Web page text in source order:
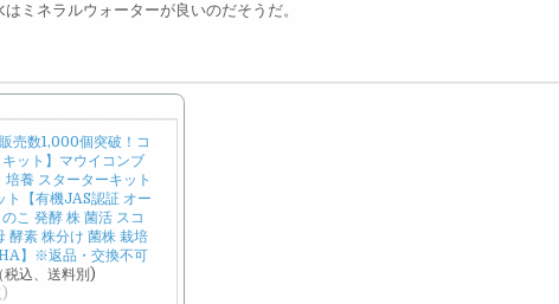
ミネラルウォーターが良いのだそうだ。
売数1,000個突破！コ
ット】マウイコンブ
養 スターターキット
ト【有機JAS認証 オー
こ 発酵 株 菌活 スコ
酵素 株分け 菌株 栽培
】※返品・交換不可
込、送料別)